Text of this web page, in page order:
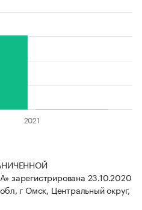
23.10.2020
г Омск, Центральный округ,